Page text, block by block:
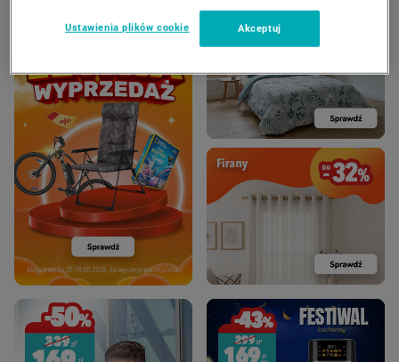
Ustawienia plików cookie Akceptuj